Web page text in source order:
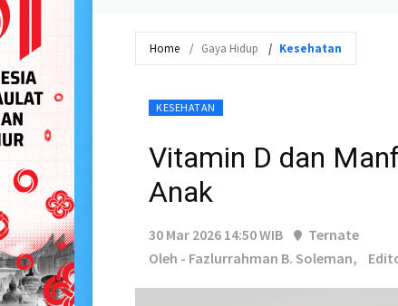
Home Gaya Hidup Kesehatan
KESEHATAN
Vitamin D dan
Anak
30 Mar 2026 14:50 WIB
Ternate
Oleh - Fazlurrahman B. Soleman,